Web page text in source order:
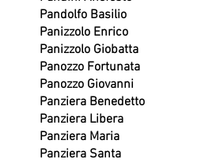
Pandolfo Basilio
Panizzolo Enrico
Panizzolo Giobatta
Panozzo Fortunata
Panozzo Giovanni
Panziera Benedetto
Panziera Libera
Panziera Maria
Panziera Santa